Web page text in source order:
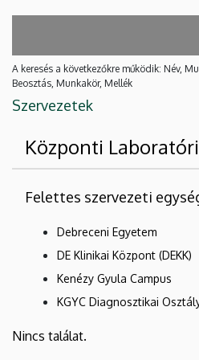
A keresés a következőkre működik: Név,
Beosztás, Munkakör, Mellék
Szervezetek
Központi
Felettes szervezeti
Debreceni Egyetem
DE Klinikai Központ (DEKK)
Kenézy Gyula Campus
KGYC Diagnosztikai
Nincs találat.